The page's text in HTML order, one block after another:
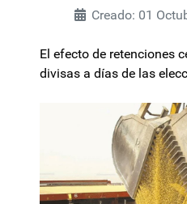
Creado: 01
El efecto de retenciones
divisas a días de las